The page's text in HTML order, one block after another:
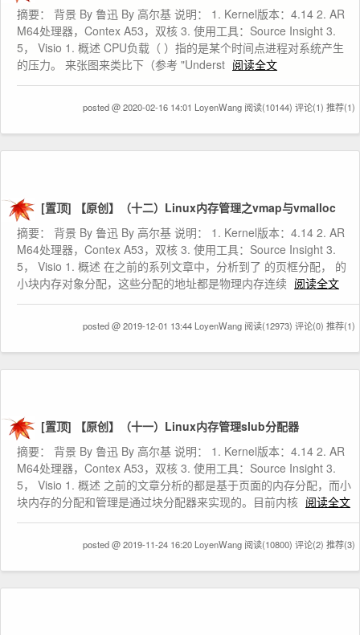
摘要： 背景 By 鲁迅 By 高尔基 说明： 1. Kernel版本：4.14 2. AR
M64处理器，Contex A53，双核 3. 使用工具：Source Insight 3.
5， Visio 1. 概述 CPU负载（ ）指的是某个时间点进程对系统产生
的压力。 来张图来类比下（参考 "Underst 阅读全文
posted @ 2020-02-16 14:01 LoyenWang 阅读(10144) 评论(1) 推荐(1)
[置顶] 【原创】（十二）Linux内存管理之vmap与vmalloc
摘要： 背景 By 鲁迅 By 高尔基 说明： 1. Kernel版本：4.14 2. AR
M64处理器，Contex A53，双核 3. 使用工具：Source Insight 3.
5， Visio 1. 概述 在之前的系列文章中，分析到了 的页框分配， 的
小块内存对象分配，这些分配的地址都是物理内存连续 阅读全文
posted @ 2019-12-01 13:44 LoyenWang 阅读(12973) 评论(0) 推荐(1)
[置顶] 【原创】（十一）Linux内存管理slub分配器
摘要： 背景 By 鲁迅 By 高尔基 说明： 1. Kernel版本：4.14 2. AR
M64处理器，Contex A53，双核 3. 使用工具：Source Insight 3.
5， Visio 1. 概述 之前的文章分析的都是基于页面的内存分配，而小
块内存的分配和管理是通过块分配器来实现的。目前内核 阅读全文
posted @ 2019-11-24 16:20 LoyenWang 阅读(10800) 评论(2) 推荐(3)